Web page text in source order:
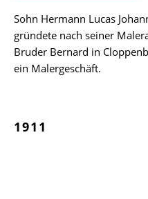
Sohn Hermann Lucas
gründete nach seiner
Bruder Bernard in
ein Malergeschäft.
1911